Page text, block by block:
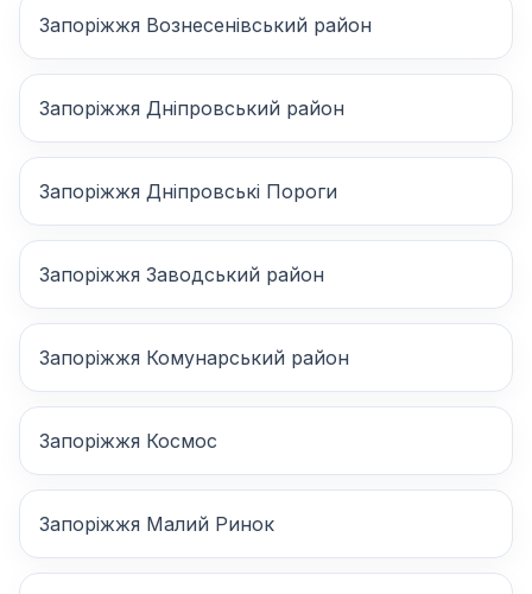
Запоріжжя Вознесенівський район
Запоріжжя Дніпровський район
Запоріжжя Дніпровські Пороги
Запоріжжя Заводський район
Запоріжжя Комунарський район
Запоріжжя Космос
Запоріжжя Малий Ринок